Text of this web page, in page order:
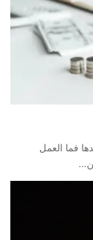
فما العمل